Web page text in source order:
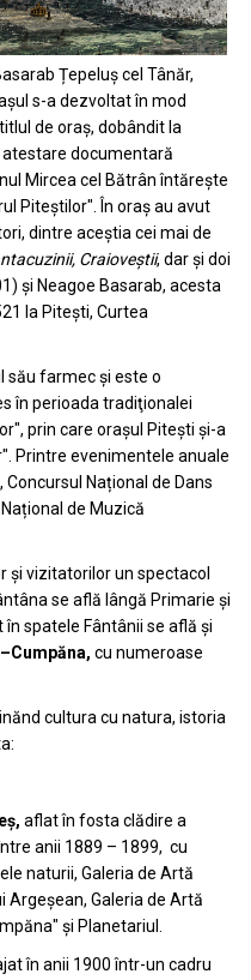
Țepeluș cel Tânăr,
s-a dezvoltat în mod
de oraș, dobândit la
atestare documentară
Mircea cel Bătrânîntărește
Piteștilor". În oraș au avut
dintre aceștia cei mai de
Craioveștii, dar și doi
) și Neagoe Basarab, acesta
la Pitești, Curtea
său farmec și este o
în perioada tradiţionalei
prin care oraşul Piteşti şi-a
Printre evenimentele anuale
Național de Dans
de Muzică
și vizitatorilor un spectacol
se află lângă Primarie şi
în spatele Fântânii se află și
cu numeroase
cultura cu natura, istoria
aflat în fosta clădire a
anii 1889 – 1899, cu
naturii, Galeria de Artă
Argeșean, Galeria de Artă
și Planetariul.
în anii 1900 într-un cadru